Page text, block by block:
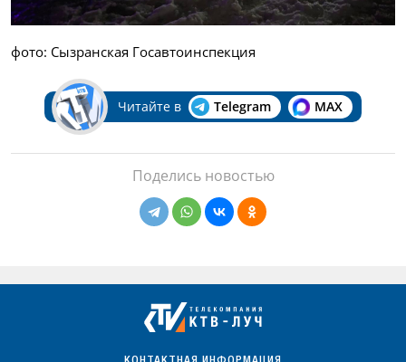
фото: Сызранская Госавтоинспекция
Читайте в Telegram MAX
Поделись новостью